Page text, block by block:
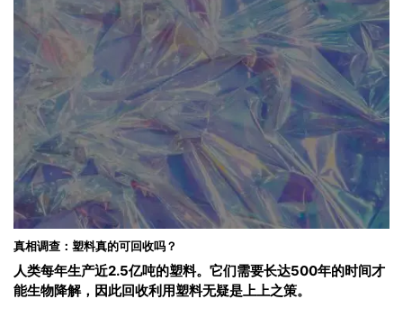
真相调查：塑料真的可回收吗？
人类每年生产近2.5亿吨的塑料。它们需要长达500年的时间才
能生物降解，因此回收利用塑料无疑是上上之策。